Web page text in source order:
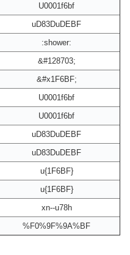
U0001f6bf
uD83DuDEBF
:shower:
&#128703;
&#x1F6BF;
U0001f6bf
U0001f6bf
uD83DuDEBF
uD83DuDEBF
u{1F6BF}
u{1F6BF}
xn--u78h
%F0%9F%9A%BF